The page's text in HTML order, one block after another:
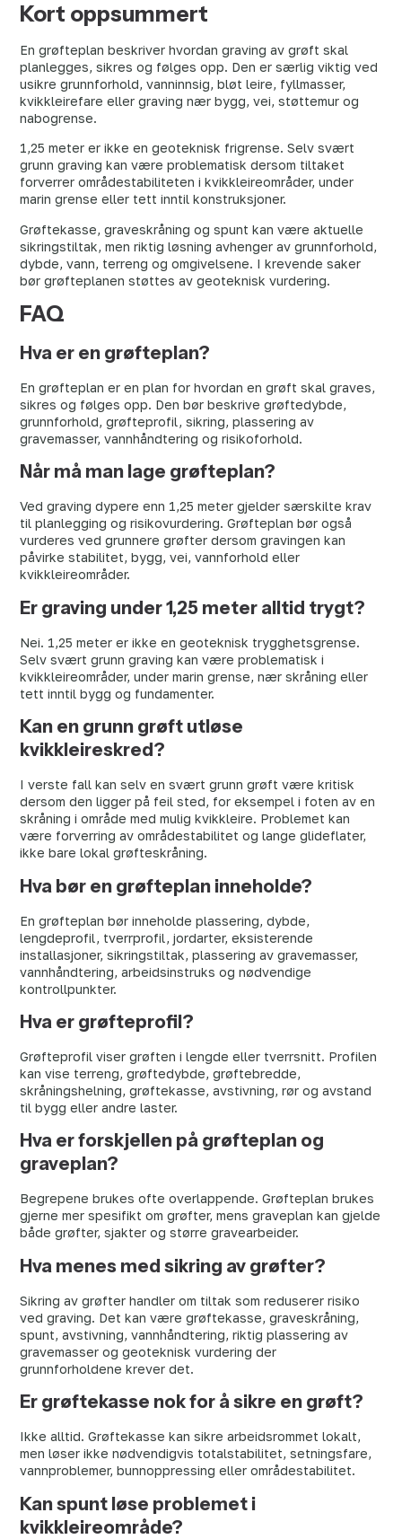
Kort oppsummert
En grøfteplan beskriver hvordan graving av grøft skal
planlegges, sikres og følges opp. Den er særlig viktig ved
usikre grunnforhold, vanninnsig, bløt leire, fyllmasser,
kvikkleirefare eller graving nær bygg, vei, støttemur og
nabogrense.
1,25 meter er ikke en geoteknisk frigrense. Selv svært
grunn graving kan være problematisk dersom tiltaket
forverrer områdestabiliteten i kvikkleireområder, under
marin grense eller tett inntil konstruksjoner.
Grøftekasse, graveskråning og spunt kan være aktuelle
sikringstiltak, men riktig løsning avhenger av grunnforhold,
dybde, vann, terreng og omgivelsene. I krevende saker
bør grøfteplanen støttes av geoteknisk vurdering.
FAQ
Hva er en grøfteplan?
En grøfteplan er en plan for hvordan en grøft skal graves,
sikres og følges opp. Den bør beskrive grøftedybde,
grunnforhold, grøfteprofil, sikring, plassering av
gravemasser, vannhåndtering og risikoforhold.
Når må man lage grøfteplan?
Ved graving dypere enn 1,25 meter gjelder særskilte krav
til planlegging og risikovurdering. Grøfteplan bør også
vurderes ved grunnere grøfter dersom gravingen kan
påvirke stabilitet, bygg, vei, vannforhold eller
kvikkleireområder.
Er graving under 1,25 meter alltid trygt?
Nei. 1,25 meter er ikke en geoteknisk trygghetsgrense.
Selv svært grunn graving kan være problematisk i
kvikkleireområder, under marin grense, nær skråning eller
tett inntil bygg og fundamenter.
Kan en grunn grøft utløse
kvikkleireskred?
I verste fall kan selv en svært grunn grøft være kritisk
dersom den ligger på feil sted, for eksempel i foten av en
skråning i område med mulig kvikkleire. Problemet kan
være forverring av områdestabilitet og lange glideflater,
ikke bare lokal grøfteskråning.
Hva bør en grøfteplan inneholde?
En grøfteplan bør inneholde plassering, dybde,
lengdeprofil, tverrprofil, jordarter, eksisterende
installasjoner, sikringstiltak, plassering av gravemasser,
vannhåndtering, arbeidsinstruks og nødvendige
kontrollpunkter.
Hva er grøfteprofil?
Grøfteprofil viser grøften i lengde eller tverrsnitt. Profilen
kan vise terreng, grøftedybde, grøftebredde,
skråningshelning, grøftekasse, avstivning, rør og avstand
til bygg eller andre laster.
Hva er forskjellen på grøfteplan og
graveplan?
Begrepene brukes ofte overlappende. Grøfteplan brukes
gjerne mer spesifikt om grøfter, mens graveplan kan gjelde
både grøfter, sjakter og større gravearbeider.
Hva menes med sikring av grøfter?
Sikring av grøfter handler om tiltak som reduserer risiko
ved graving. Det kan være grøftekasse, graveskråning,
spunt, avstivning, vannhåndtering, riktig plassering av
gravemasser og geoteknisk vurdering der
grunnforholdene krever det.
Er grøftekasse nok for å sikre en grøft?
Ikke alltid. Grøftekasse kan sikre arbeidsrommet lokalt,
men løser ikke nødvendigvis totalstabilitet, setningsfare,
vannproblemer, bunnoppressing eller områdestabilitet.
Kan spunt løse problemet i
kvikkleireområde?